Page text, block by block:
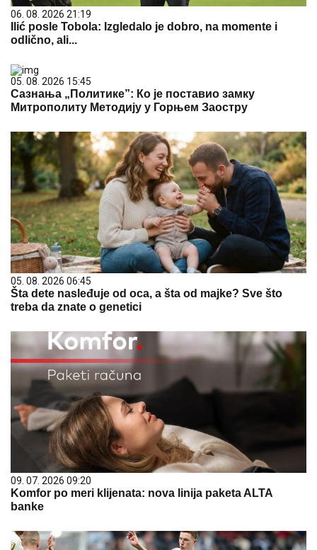
06. 08. 2026 21:19
Ilić posle Tobola: Izgledalo je dobro, na momente i
odlično, ali...
05. 08. 2026 15:45
Сазнања „Политике”: Ко је поставио замку
Митрополиту Методију у Горњем Заостру
05. 08. 2026 06:45
Šta dete nasleđuje od oca, a šta od majke? Sve što
treba da znate o genetici
09. 07. 2026 09:20
Komfor po meri klijenata: nova linija paketa ALTA
banke